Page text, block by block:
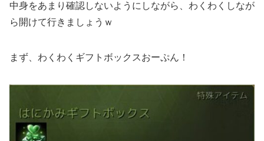
中身をあまり確認しないようにしながら、わくわくしなが
ら開けて行きましょうｗ
まず、わくわくギフトボックスおーぷん！